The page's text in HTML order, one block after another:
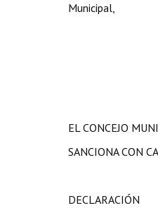
Municipal,
EL CONCEJO
SANCIONA CON
DECLARACIÓN